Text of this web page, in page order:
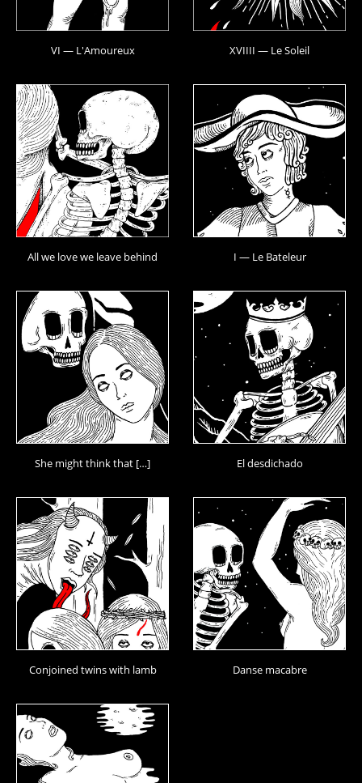
VI — L'Amoureux XVIIII — Le Soleil
All we love we leave behind I — Le Bateleur
She might think that […] El desdichado
Conjoined twins with lamb Danse macabre